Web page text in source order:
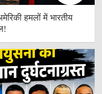
हमलों में भारतीय